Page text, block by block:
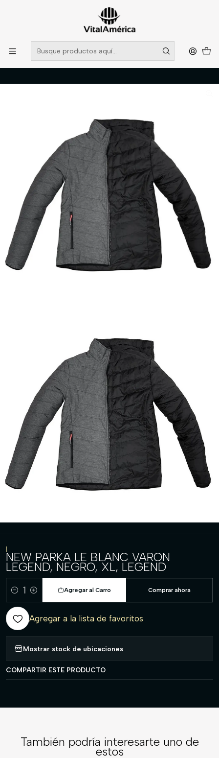
POR SISTEMA FRONTAL SOLO RETIROS EN TIENDA, DESDE
MUCHAS GRACIAS +569 5956 2237
Leer más
Inicio Catálogo VESTIMENTA TECNICA Y CORPORATIVA
PARKAS
NEW PARKA LE BLANC VARON LEGEND, NEGRO, XL, LEGEND
|
NEW PARKA LE BLANC VARON
LEGEND, NEGRO, XL, LEGEND
Cantidad
Agregar al Carro Comprar ahora
Agregar a la lista de favoritos
Mostrar stock de ubicaciones
COMPARTIR ESTE PRODUCTO
También podría interesarte uno de
estos